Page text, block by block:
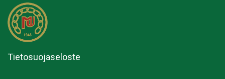
Tietosuojaseloste